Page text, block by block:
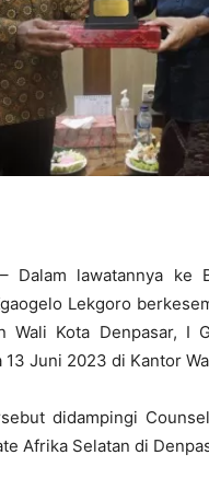
– Dalam lawatannya ke
Lekgoro
Kota Denpasar, I
Juni 2023 di Kantor
didampingi
Afrika Selatan di